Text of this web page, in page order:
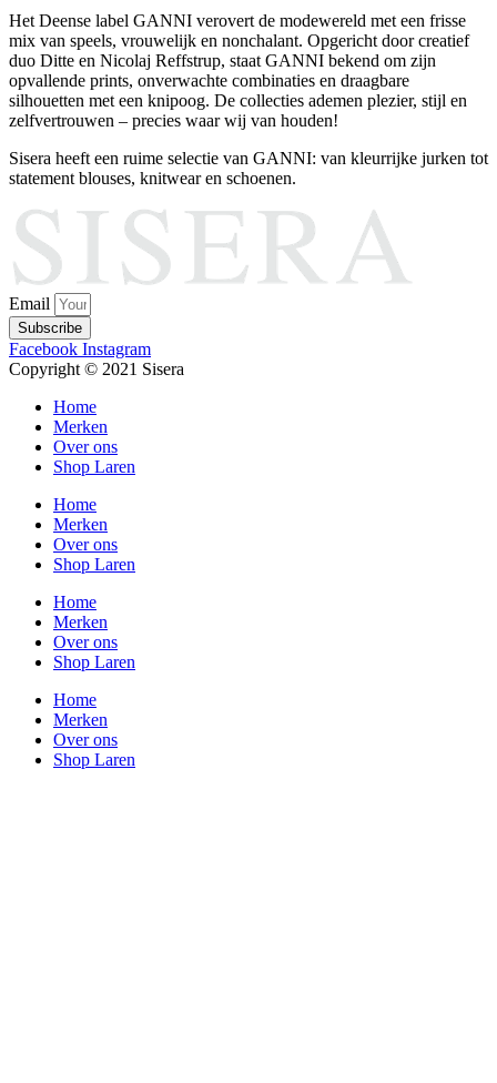
Het Deense label GANNI verovert de modewereld met een frisse
mix van speels, vrouwelijk en nonchalant. Opgericht door creatief
duo Ditte en Nicolaj Reffstrup, staat GANNI bekend om zijn
opvallende prints, onverwachte combinaties en draagbare
silhouetten met een knipoog. De collecties ademen plezier, stijl en
zelfvertrouwen – precies waar wij van houden!
Sisera heeft een ruime selectie van GANNI: van kleurrijke jurken tot
statement blouses, knitwear en schoenen.
Email
Subscribe
Facebook Instagram
Copyright © 2021 Sisera
Home
Merken
Over ons
Shop Laren
Home
Merken
Over ons
Shop Laren
Home
Merken
Over ons
Shop Laren
Home
Merken
Over ons
Shop Laren